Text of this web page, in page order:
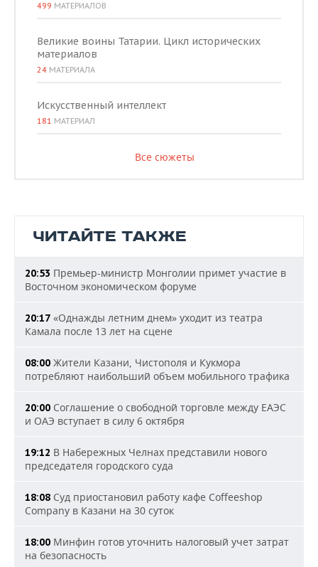
499 МАТЕРИАЛОВ
Великие воины Татарии. Цикл исторических
материалов
24 МАТЕРИАЛА
Искусственный интеллект
181 МАТЕРИАЛ
Все сюжеты
ЧИТАЙТЕ ТАКЖЕ
20:53 Премьер-министр Монголии примет участие в
Восточном экономическом форуме
20:17 «Однажды летним днем» уходит из театра
Камала после 13 лет на сцене
08:00 Жители Казани, Чистополя и Кукмора
потребляют наибольший объем мобильного трафика
20:00 Соглашение о свободной торговле между ЕАЭС
и ОАЭ вступает в силу 6 октября
19:12 В Набережных Челнах представили нового
председателя городского суда
18:08 Суд приостановил работу кафе Coffeeshop
Company в Казани на 30 суток
18:00 Минфин готов уточнить налоговый учет затрат
на безопасность